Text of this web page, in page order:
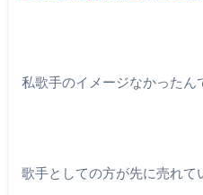
私歌手のイメージなかったん
歌手としての方が先に売れて